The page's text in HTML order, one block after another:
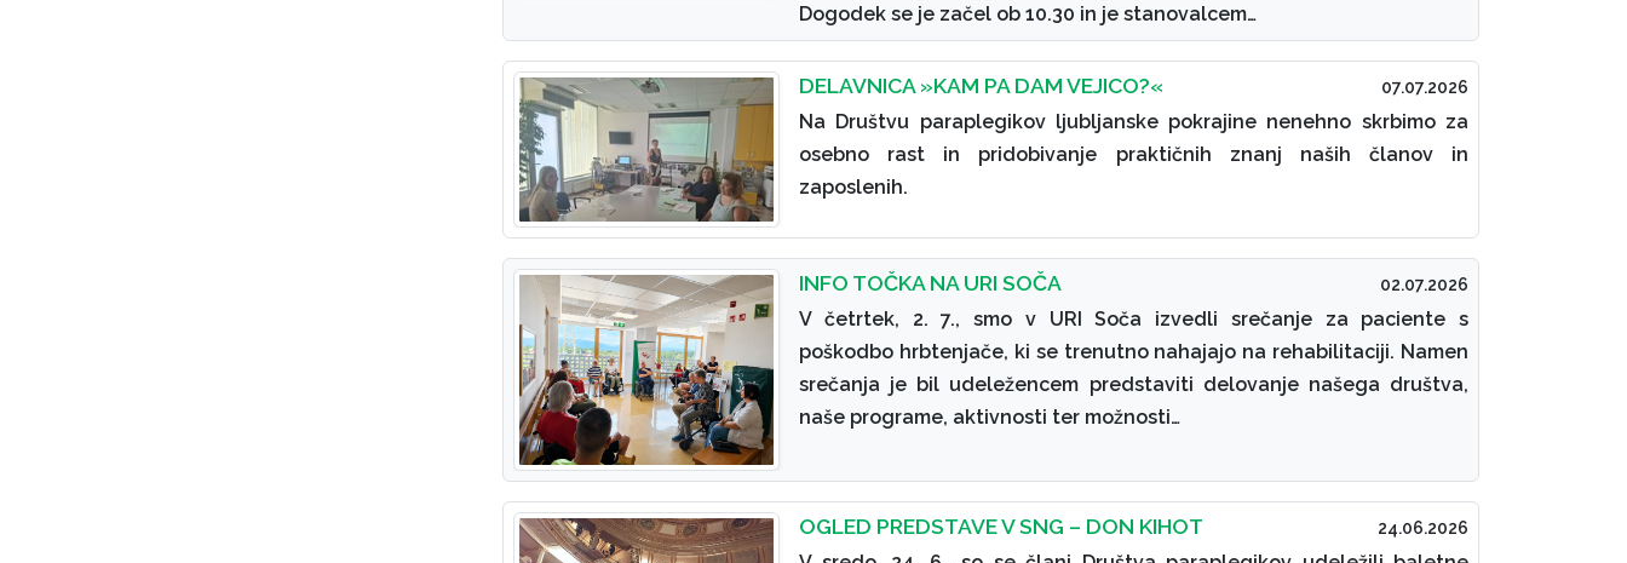
Dogodek se je začel ob 10.30 in je stanovalcem…
07.07.2026
DELAVNICA »KAM PA DAM VEJICO?«
Na Društvu paraplegikov ljubljanske pokrajine nenehno skrbimo za
osebno rast in pridobivanje praktičnih znanj naših članov in
zaposlenih.
02.07.2026
INFO TOČKA NA URI SOČA
V četrtek, 2. 7., smo v URI Soča izvedli srečanje za paciente s
poškodbo hrbtenjače, ki se trenutno nahajajo na rehabilitaciji. Namen
srečanja je bil udeležencem predstaviti delovanje našega društva,
naše programe, aktivnosti ter možnosti…
24.06.2026
OGLED PREDSTAVE V SNG – DON KIHOT